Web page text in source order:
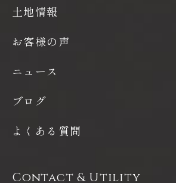
土地情報
お客様の声
ニュース
ブログ
よくある質問
Contact & Utility